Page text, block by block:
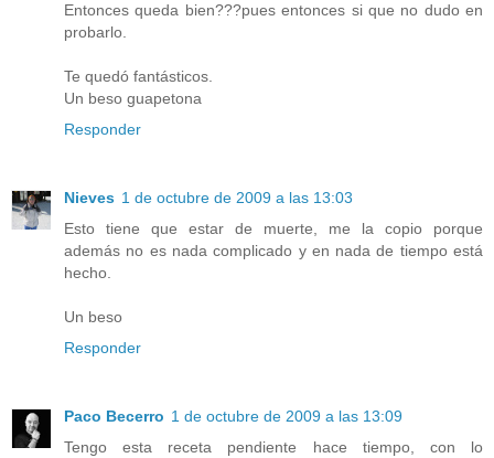
Entonces queda bien???pues entonces si que no dudo en
probarlo.
Te quedó fantásticos.
Un beso guapetona
Responder
Nieves 1 de octubre de 2009 a las 13:03
Esto tiene que estar de muerte, me la copio porque
además no es nada complicado y en nada de tiempo está
hecho.
Un beso
Responder
Paco Becerro 1 de octubre de 2009 a las 13:09
Tengo esta receta pendiente hace tiempo, con lo